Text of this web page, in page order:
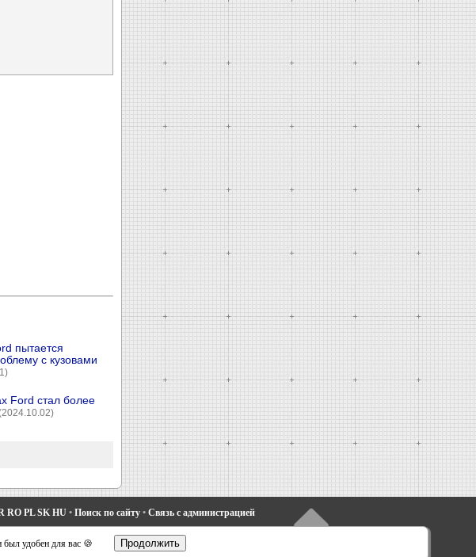
пытается
с кузовами
Ford стал более
RO PL SK HU • Поиск по сайту • Связь с администрацией
трансмиссии•Силовое электрооборудование
удобен для вас 🍪 Продолжить